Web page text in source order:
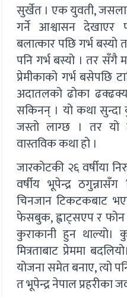
सुर्खेत । एक युवती,
गर्ने आश्वासन
बलात्कार पछि गर्भ बस्यो
पनि गर्भ बस्यो । तर सँगै
प्रेमीकाको गर्भ बसेपछि
अदातलको ढोका
सकिनन् । यो कथा
जस्तो लाग्छ । तर यो
वास्तविक कथा हो ।
जारकोटकी २६ वर्षीया
वर्षीय भूपेन्द्र
चिनजान टिकटकबाट
फेसबुक, ह्वाट्सएप र फोन
कुराकानी हुन थाल्यो।
मित्रताबाट प्रेममा
योजना समेत बनाए, त्यो
त भूपेन्द्र नेपाल प्रहरीका